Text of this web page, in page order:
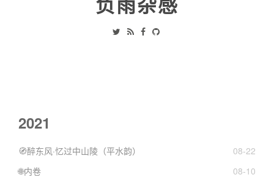
2021
🧭醉东风·忆过中山陵（平水韵）
08-22
🌐内卷
08-10